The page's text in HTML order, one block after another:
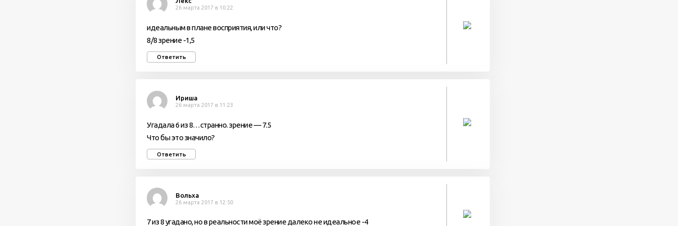
26 марта 2017 в 10:22
идеальным в плане восприятия, или что?
8/8 зрение -1,5
Ответить
Ириша
26 марта 2017 в 11:23
Угадала 6 из 8…странно. зрение — 7.5
Что бы это значило?
Ответить
Вольха
26 марта 2017 в 12:50
7 из 8 угадано, но в реальности моё зрение далеко не идеальное -4